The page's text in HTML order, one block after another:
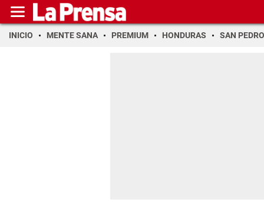
INICIO MENTE SANA PREMIUM HONDURAS SAN PEDRO